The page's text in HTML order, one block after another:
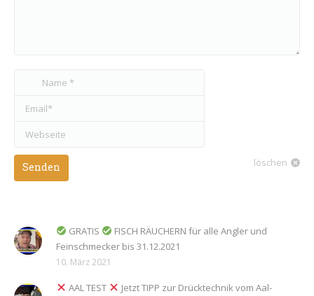
Name *
Email *
Webseite
löschen
Senden
GRATIS
FISCH RÄUCHERN für alle Angler und
Feinschmecker bis 31.12.2021
10. März 2021
AAL TEST
Jetzt TIPP zur Drücktechnik vom Aal-